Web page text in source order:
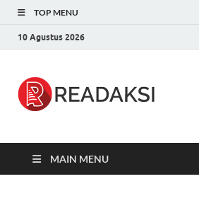
TOP MENU
10 Agustus 2026
MAIN MENU